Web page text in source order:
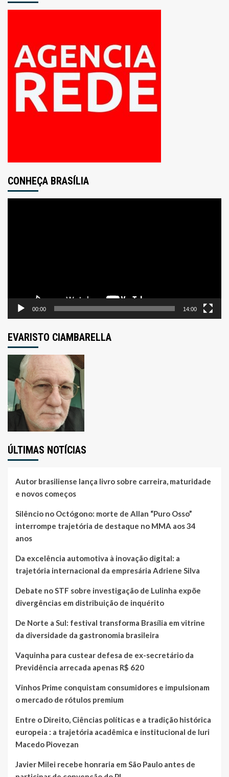
CONHEÇA BRASÍLIA
00:00 14:00
EVARISTO CIAMBARELLA
ÚLTIMAS NOTÍCIAS
Autor brasiliense lança livro sobre carreira, maturidade
e novos começos
Silêncio no Octógono: morte de Allan “Puro Osso”
interrompe trajetória de destaque no MMA aos 34
anos
Da excelência automotiva à inovação digital: a
trajetória internacional da empresária Adriene Silva
Debate no STF sobre investigação de Lulinha expõe
divergências em distribuição de inquérito
De Norte a Sul: festival transforma Brasília em vitrine
da diversidade da gastronomia brasileira
Vaquinha para custear defesa de ex-secretário da
Previdência arrecada apenas R$ 620
Vinhos Prime conquistam consumidores e impulsionam
o mercado de rótulos premium
Entre o Direito, Ciências políticas e a tradição histórica
europeia : a trajetória acadêmica e institucional de Iuri
Macedo Piovezan
Javier Milei recebe honraria em São Paulo antes de